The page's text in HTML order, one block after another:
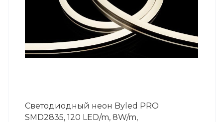
Светодиодный неон Byled PRO
SMD2835, 120 LED/m, 8W/m,